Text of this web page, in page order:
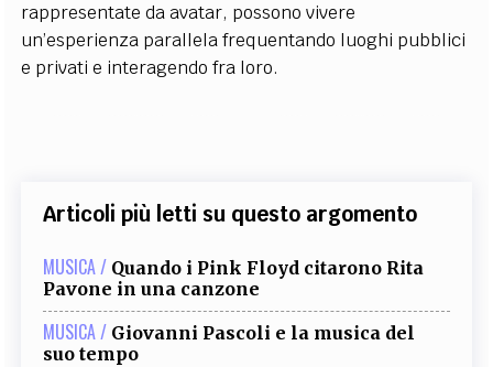
rappresentate da avatar, possono vivere
un’esperienza parallela frequentando luoghi pubblici
e privati e interagendo fra loro.
Articoli più letti su questo argomento
MUSICA / Quando i Pink Floyd citarono Rita
Pavone in una canzone
MUSICA / Giovanni Pascoli e la musica del
suo tempo